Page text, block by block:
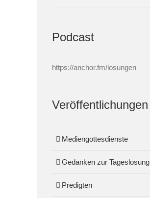
Podcast
https://anchor.fm/losungen
Veröffentlichungen
Mediengottesdienste
Gedanken zur Tageslosung
Predigten